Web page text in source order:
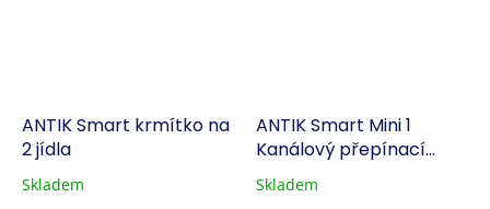
ANTIK Smart krmítko na
2 jídla
Skladem
ANTIK Smart Mini 1
Kanálový přepínací
modul Zigbee
Skladem